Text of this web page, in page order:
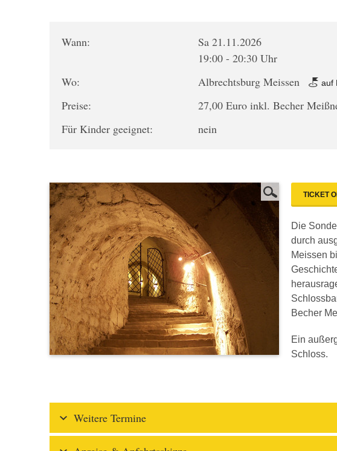
Wann:
Sa 21.11.2026
19:00 - 20:30 Uhr
Wo:
Albrechtsburg Meissen auf
Preise:
27,00 Euro inkl. Becher
Für Kinder geeignet:
nein
TICKET
Die
durch
Meissen
Becher
Ein
Schloss.
Weitere Termine